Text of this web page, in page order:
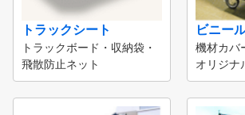
トラックシート
トラックボード・収納袋・
飛散防止ネット
ビニー
機材カバ
オリジナ